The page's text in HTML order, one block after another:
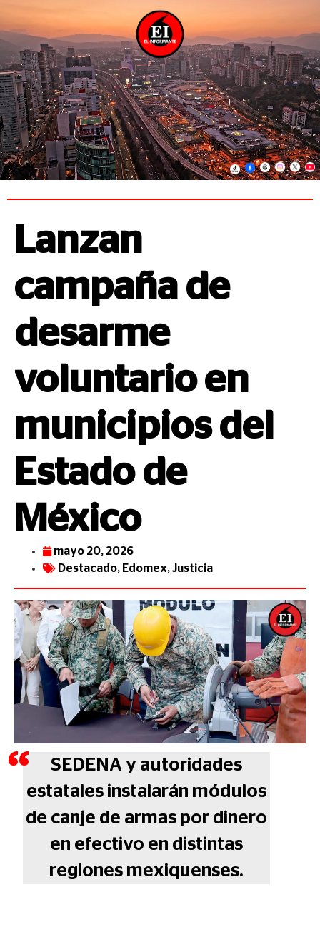
Lanzan
campaña de
desarme
voluntario en
municipios del
Estado de
México
mayo 20, 2026
Destacado, Edomex,Justicia
SEDENA y autoridades
estatales instalarán módulos
de canje de armas por dinero
en efectivo en distintas
regiones mexiquenses.